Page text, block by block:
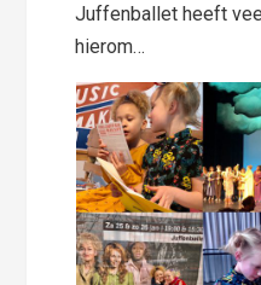
Juffenballet heeft
hierom…